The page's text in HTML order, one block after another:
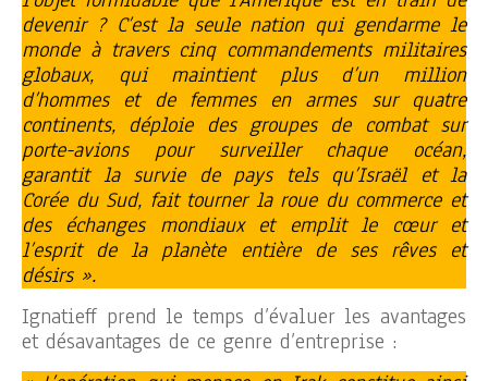
devenir ? C’est la seule nation qui gendarme le
monde à travers cinq commandements militaires
globaux, qui maintient plus d’un million
d’hommes et de femmes en armes sur quatre
continents, déploie des groupes de combat sur
porte-avions pour surveiller chaque océan,
garantit la survie de pays tels qu’Israël et la
Corée du Sud, fait tourner la roue du commerce et
des échanges mondiaux et emplit le cœur et
l’esprit de la planète entière de ses rêves et
désirs ».
Ignatieff prend le temps d’évaluer les avantages
et désavantages de ce genre d’entreprise :